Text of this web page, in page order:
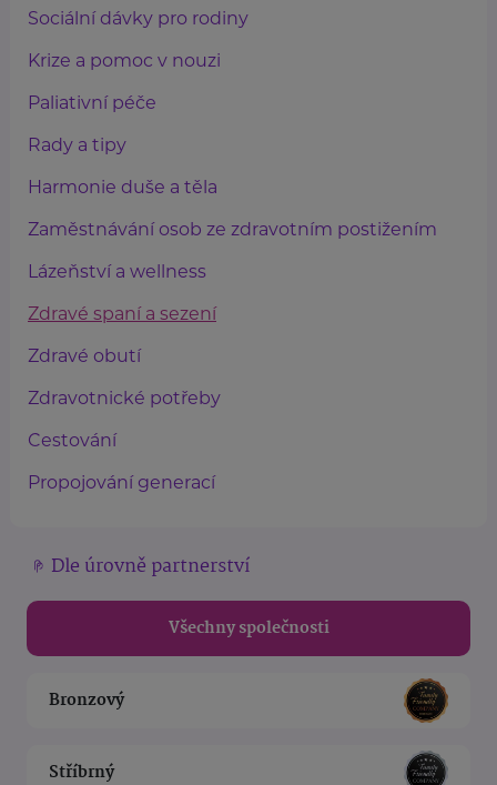
Sociální dávky pro rodiny
Krize a pomoc v nouzi
Paliativní péče
Rady a tipy
Harmonie duše a těla
Zaměstnávání osob ze zdravotním postižením
Lázeňství a wellness
Zdravé spaní a sezení
Zdravé obutí
Zdravotnické potřeby
Cestování
Propojování generací
Dle úrovně partnerství
Všechny společnosti
Bronzový
Stříbrný